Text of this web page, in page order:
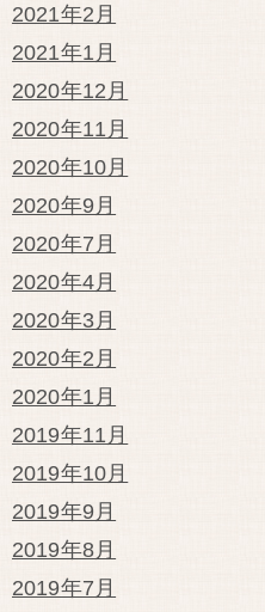
2021年2月
2021年1月
2020年12月
2020年11月
2020年10月
2020年9月
2020年7月
2020年4月
2020年3月
2020年2月
2020年1月
2019年11月
2019年10月
2019年9月
2019年8月
2019年7月